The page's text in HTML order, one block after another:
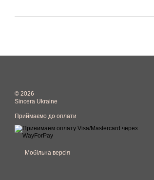
© 2026
Sincera Ukraine
Приймаємо до оплати
Мобільна версія